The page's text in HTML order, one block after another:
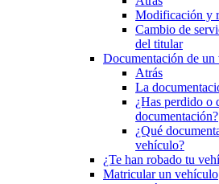
Modificación y
Cambio de
del titular
Documentación de un
Atrás
La
¿Has perdido o
documentación?
¿Qué
vehículo?
¿Te han robado tu
Matricular un vehículo